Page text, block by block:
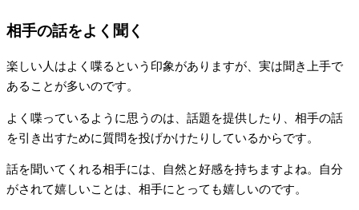
相手の話をよく聞く
楽しい人はよく喋るという印象がありますが、実は聞き上手で
あることが多いのです。
よく喋っているように思うのは、話題を提供したり、相手の話
を引き出すために質問を投げかけたりしているからです。
話を聞いてくれる相手には、自然と好感を持ちますよね。自分
がされて嬉しいことは、相手にとっても嬉しいのです。